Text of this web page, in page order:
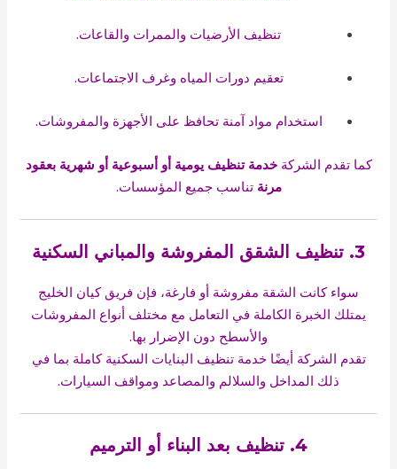
تنظيف الأرضيات والممرات والقاعات.
تعقيم دورات المياه وغرف الاجتماعات.
استخدام مواد آمنة تحافظ على الأجهزة والمفروشات.
كما تقدم الشركةخدمة تنظيف يومية أو أسبوعية أو شهرية بعقود
مرنة تناسب جميع المؤسسات.
3. تنظيف الشقق المفروشة والمباني السكنية
سواء كانت الشقة مفروشة أو فارغة، فإن فريق كيان الخليج
يمتلك الخبرة الكاملة في التعامل مع مختلف أنواع المفروشات
والأسطح دون الإضرار بها.
تقدم الشركة أيضًا خدمة تنظيف البنايات السكنية كاملة بما في
ذلك المداخل والسلالم والمصاعد ومواقف السيارات.
4. تنظيف بعد البناء أو الترميم